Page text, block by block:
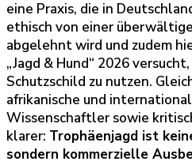
eine Praxis, die in
ethisch von einer
abgelehnt wird und zudem
„Jagd & Hund“ 2026
Schutzschild zu nutzen.
afrikanische und
Wissenschaftler sowie
klarer: Trophäenjagd ist
sondern kommerzielle